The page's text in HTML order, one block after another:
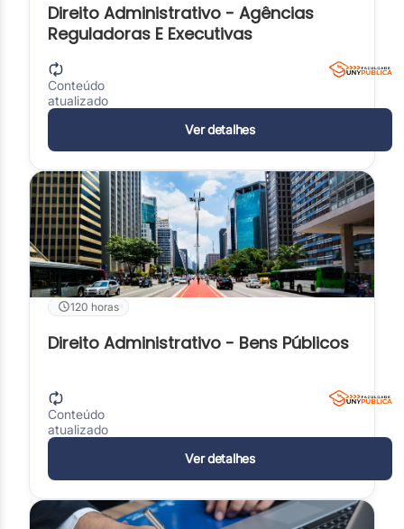
Direito Administrativo - Agências
Reguladoras E Executivas
Conteúdo
atualizado
Ver detalhes
120 horas
Direito Administrativo - Bens Públicos
Conteúdo
atualizado
Ver detalhes